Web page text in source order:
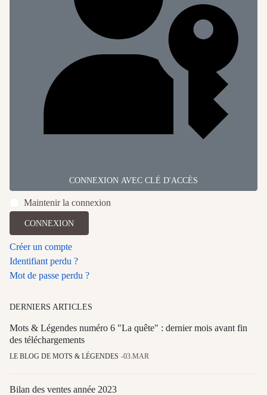
CONNEXION AVEC CLÉ D'ACCÈS
Maintenir la connexion
CONNEXION
Créer un compte
Identifiant perdu ?
Mot de passe perdu ?
DERNIERS ARTICLES
Mots & Légendes numéro 6 "La quête" : dernier mois avant fin
des téléchargements
LE BLOG DE MOTS & LÉGENDES 03.MAR
Bilan des ventes année 2023